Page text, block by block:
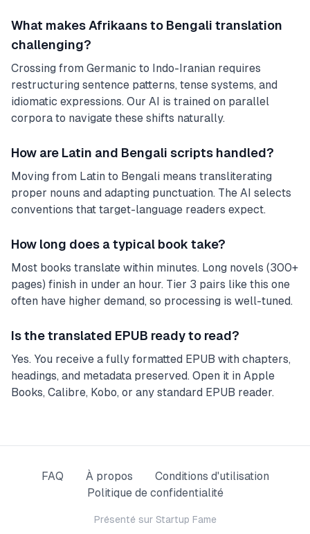
What makes Afrikaans to Bengali translation
challenging?
Crossing from Germanic to Indo-Iranian requires
restructuring sentence patterns, tense systems, and
idiomatic expressions. Our AI is trained on parallel
corpora to navigate these shifts naturally.
How are Latin and Bengali scripts handled?
Moving from Latin to Bengali means transliterating
proper nouns and adapting punctuation. The AI selects
conventions that target-language readers expect.
How long does a typical book take?
Most books translate within minutes. Long novels (300+
pages) finish in under an hour. Tier 3 pairs like this one
often have higher demand, so processing is well-tuned.
Is the translated EPUB ready to read?
Yes. You receive a fully formatted EPUB with chapters,
headings, and metadata preserved. Open it in Apple
Books, Calibre, Kobo, or any standard EPUB reader.
FAQ À propos
Conditions d'utilisation
Politique de confidentialité
Présenté sur Startup Fame